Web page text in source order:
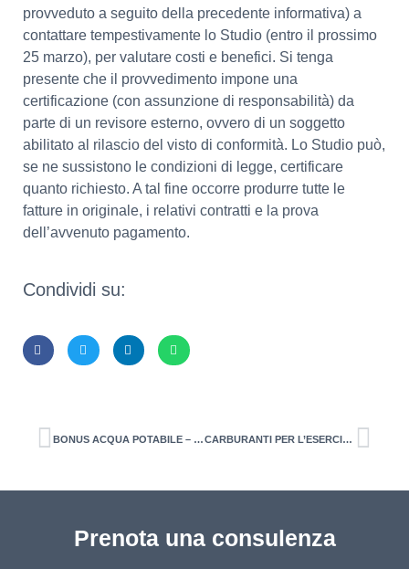
provveduto a seguito della precedente informativa) a
contattare tempestivamente lo Studio (entro il prossimo
25 marzo), per valutare costi e benefici. Si tenga
presente che il provvedimento impone una
certificazione (con assunzione di responsabilità) da
parte di un revisore esterno, ovvero di un soggetto
abilitato al rilascio del visto di conformità. Lo Studio può,
se ne sussistono le condizioni di legge, certificare
quanto richiesto. A tal fine occorre produrre tutte le
fatture in originale, i relativi contratti e la prova
dell’avvenuto pagamento.
Condividi su:
BONUS ACQUA POTABILE – ATTIVATA LA PIATTAFORMA PER LA PRESENTAZIONE DELLE DOMANDE – Istanza entro il 28 febbraio 2022 (spese 2021) CARBURANTI PER L’ESERCIZIO DELL’ATTIVITA’ AGRICOLA E DELLA PESCA Contributo sotto forma di credito di imposta
Prenota una consulenza